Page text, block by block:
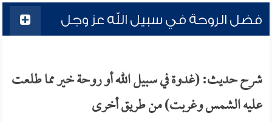
فضل الروحة في سبيل الله عز وجل
شرح حديث: (غدوة في سبيل الله أو روحة خير مما طلعت
عليه الشمس وغربت) من طريق أخرى